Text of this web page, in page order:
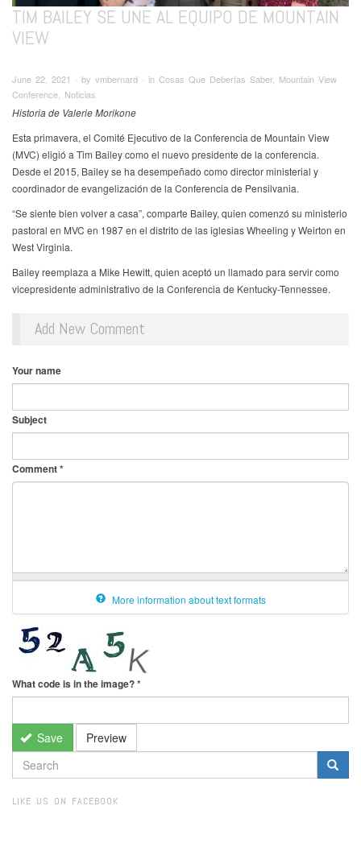
TIM BAILEY SE UNE AL EQUIPO DE MOUNTAIN
VIEW
June 22, 2021 ∙ by vmbernard ∙ in Cosas Que Deberías Saber, Mountain View
Conference, Noticias
Historia de Valerie Morikone
Esta primavera, el Comité Ejecutivo de la Conferencia de Mountain View
(MVC) eligió a Tim Bailey como el nuevo presidente de la conferencia.
Desde el 2015, Bailey se ha desempeñado como director ministerial y
coordinador de evangelización de la Conferencia de Pensilvania.
“Se siente bien volver a casa”, comparte Bailey, quien comenzó su ministerio
pastoral en MVC en 1987 en el distrito de las iglesias Wheeling y Weirton en
West Virginia.
Bailey reemplaza a Mike Hewitt, quien aceptó un llamado para servir como
vicepresidente administrativo de la Conferencia de Kentucky-Tennessee.
Add New Comment
Your name
Subject
Comment*
More information about text formats
What code is in the image?*
Save Preview
SEARCH
FORM
LIKE US ON FACEBOOK